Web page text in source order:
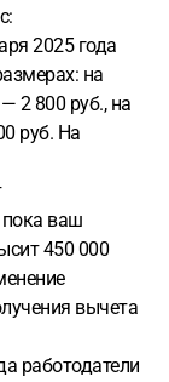
2025 года
на
2 800 руб., на
руб. На
пока ваш
450 000
вычета
работодатели